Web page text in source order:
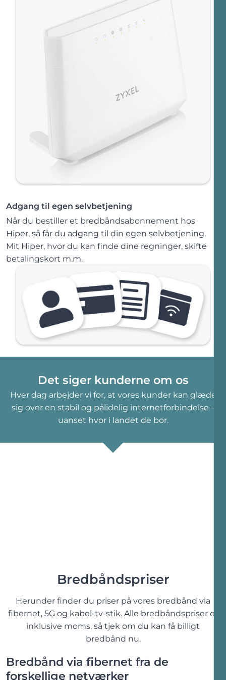
Adgang til egen selvbetjening
Når du bestiller et bredbåndsabonnement hos
Hiper, så får du adgang til din egen selvbetjening,
Mit Hiper, hvor du kan finde dine regninger, skifte
betalingskort m.m.
Det siger kunderne om os
Hver dag arbejder vi for, at vores kunder kan glæde
sig over en stabil og pålidelig internetforbindelse –
uanset hvor i landet de bor.
Bredbåndspriser
Herunder finder du priser på vores bredbånd via
fibernet, 5G og kabel-tv-stik. Alle bredbåndspriser er
inklusive moms, så tjek om du kan få billigt
bredbånd nu.
Bredbånd via fibernet fra de
forskellige netværker